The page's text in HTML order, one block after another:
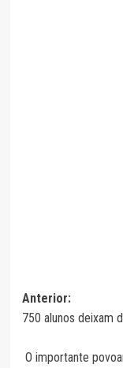
Navegação
de
artigos
Anterior:
750 alunos deixam
O importante